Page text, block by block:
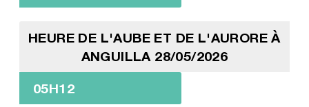
HEURE DE L'AUBE ET DE L'AURORE À
ANGUILLA 28/05/2026
05H12